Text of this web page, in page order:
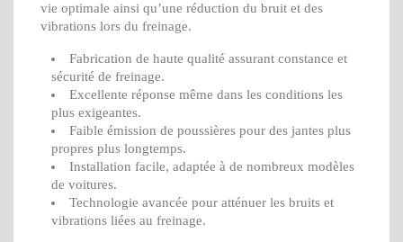
vie optimale ainsi qu’une réduction du bruit et des
vibrations lors du freinage.
Fabrication de haute qualité assurant constance et
sécurité de freinage.
Excellente réponse même dans les conditions les
plus exigeantes.
Faible émission de poussières pour des jantes plus
propres plus longtemps.
Installation facile, adaptée à de nombreux modèles
de voitures.
Technologie avancée pour atténuer les bruits et
vibrations liées au freinage.